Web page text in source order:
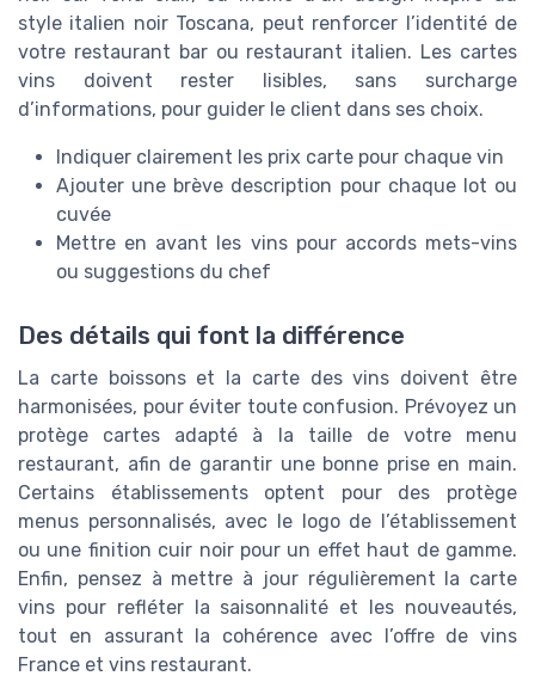
style italien noir Toscana, peut renforcer l’identité de
votre restaurant bar ou restaurant italien. Les cartes
vins doivent rester lisibles, sans surcharge
d’informations, pour guider le client dans ses choix.
Indiquer clairement les prix carte pour chaque vin
Ajouter une brève description pour chaque lot ou
cuvée
Mettre en avant les vins pour accords mets-vins
ou suggestions du chef
Des détails qui font la différence
La carte boissons et la carte des vins doivent être
harmonisées, pour éviter toute confusion. Prévoyez un
protège cartes adapté à la taille de votre menu
restaurant, afin de garantir une bonne prise en main.
Certains établissements optent pour des protège
menus personnalisés, avec le logo de l’établissement
ou une finition cuir noir pour un effet haut de gamme.
Enfin, pensez à mettre à jour régulièrement la carte
vins pour refléter la saisonnalité et les nouveautés,
tout en assurant la cohérence avec l’offre de vins
France et vins restaurant.